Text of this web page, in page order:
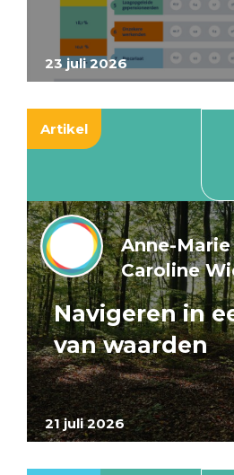
23 juli 2026
Artikel
21 juli 2026
Anne-
Caroline
Navigeren in
van waarden